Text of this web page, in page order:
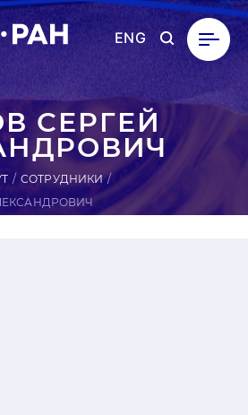
ENG
СЕРГЕЙ
СОТРУДНИКИ